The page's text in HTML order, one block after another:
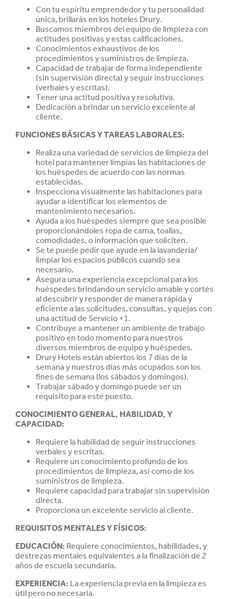
Con tu espíritu emprendedor y tu personalidad
única, brillarás en los hoteles Drury.
Buscamos miembros del equipo de limpieza con
actitudes positivas y estas calificaciones.
Conocimientos exhaustivos de los
procedimientos y suministros de limpieza.
Capacidad de trabajar de forma independiente
(sin supervisión directa) y seguir instrucciones
(verbales y escritas).
Tener una actitud positiva y resolutiva.
Dedicación a brindar un servicio excelente al
cliente.
FUNCIONES BÁSICAS Y TAREAS LABORALES:
Realiza una variedad de servicios de limpieza del
hotel para mantener limpias las habitaciones de
los huéspedes de acuerdo con las normas
establecidas.
Inspecciona visualmente las habitaciones para
ayudar a identificar los elementos de
mantenimiento necesarios.
Ayuda a los huéspedes siempre que sea posible
proporcionándoles ropa de cama, toallas,
comodidades, o información que soliciten.
Se te puede pedir que ayude en la lavandería/
limpiar los espacios públicos cuando sea
necesario.
Asegura una experiencia excepcional para los
huéspedes brindando un servicio amable y cortés
al descubrir y responder de manera rápida y
eficiente a las solicitudes, consultas, y quejas con
una actitud de Servicio +1.
Contribuye a mantener un ambiente de trabajo
positivo en todo momento para nuestros
diversos miembros de equipo y huéspedes.
Drury Hotels están abiertos los 7 días de la
semana y nuestros días más ocupados son los
fines de semana (los sábados y domingos).
Trabajar sábado y domingo puede ser un
requisito para este puesto.
CONOCIMIENTO GENERAL, HABILIDAD, Y
CAPACIDAD:
Requiere la habilidad de seguir instrucciones
verbales y escritas.
Requiere un conocimiento profundo de los
procedimientos de limpieza, así como de los
suministros de limpieza.
Requiere capacidad para trabajar sin supervisión
directa.
Proporciona un excelente servicio al cliente.
REQUISITOS MENTALES Y FÍSICOS:
EDUCACIÓN: Requiere conocimientos, habilidades, y
destrezas mentales equivalentes a la finalización de 2
años de escuela secundaria.
EXPERIENCIA: La experiencia previa en la limpieza es
útil pero no necesaria.